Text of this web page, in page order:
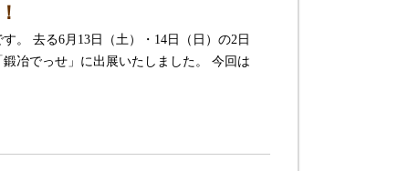
。 去る6月13日（土）・14日（日）の2日
冶でっせ」に出展いたしました。 今回は